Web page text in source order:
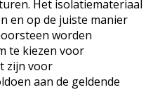
Het isolatiemateriaal
en op de juiste manier
worden
te kiezen voor
zijn voor
aan de geldende